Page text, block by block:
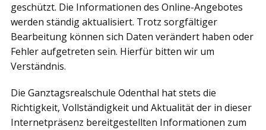
geschützt. Die Informationen des Online-Angebotes
werden ständig aktualisiert. Trotz sorgfältiger
Bearbeitung können sich Daten verändert haben oder
Fehler aufgetreten sein. Hierfür bitten wir um
Verständnis.
Die Ganztagsrealschule Odenthal hat stets die
Richtigkeit, Vollständigkeit und Aktualität der in dieser
Internetpräsenz bereitgestellten Informationen zum